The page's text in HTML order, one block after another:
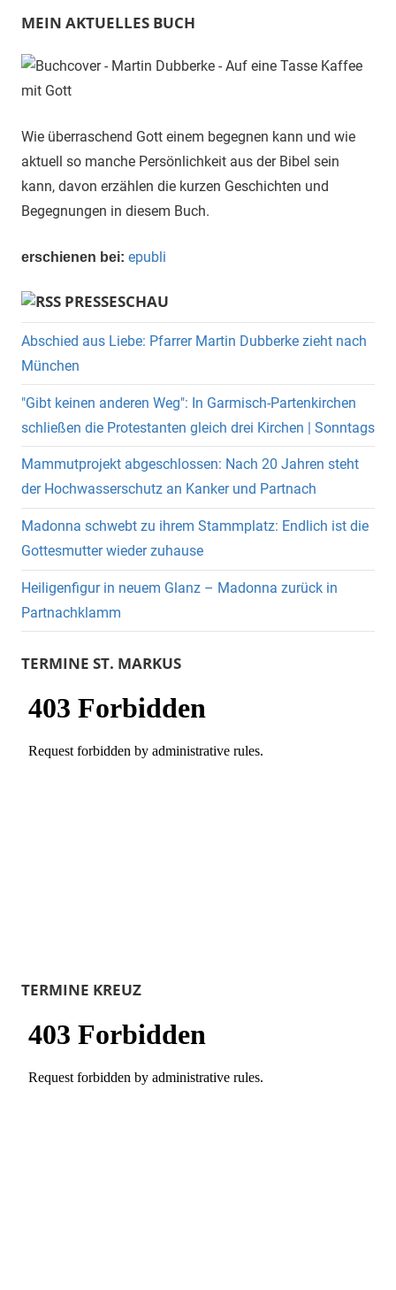
MEIN AKTUELLES BUCH
Wie überraschend Gott einem begegnen kann und wie
aktuell so manche Persönlichkeit aus der Bibel sein
kann, davon erzählen die kurzen Geschichten und
Begegnungen in diesem Buch.
erschienen bei: epubli
PRESSESCHAU
Abschied aus Liebe: Pfarrer Martin Dubberke zieht nach
München
"Gibt keinen anderen Weg": In Garmisch-Partenkirchen
schließen die Protestanten gleich drei Kirchen | Sonntags
Mammutprojekt abgeschlossen: Nach 20 Jahren steht
der Hochwasserschutz an Kanker und Partnach
Madonna schwebt zu ihrem Stammplatz: Endlich ist die
Gottesmutter wieder zuhause
Heiligenfigur in neuem Glanz – Madonna zurück in
Partnachklamm
TERMINE ST. MARKUS
TERMINE KREUZ